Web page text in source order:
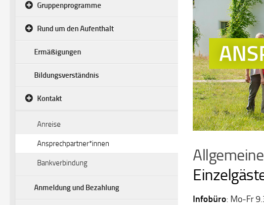
Infobüro: Mo-Fr
Gruppenprogramme
Rund um den Aufenthalt
Ermäßigungen
Bildungsverständnis
Kontakt
Anreise
Ansprechpartner*innen
Bankverbindung
Anmeldung und Bezahlung